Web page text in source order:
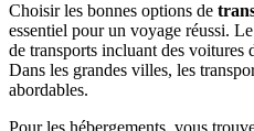
Choisir les bonnes options de
essentiel pour un voyage réussi.
de transports incluant des voitures
Dans les grandes villes, les
abordables.